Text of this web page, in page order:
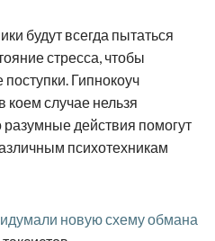
будут всегда пытаться
стресса, чтобы
Гипнокоуч
коем случае нельзя
разумные действия помогут
психотехникам
новую схему обмана